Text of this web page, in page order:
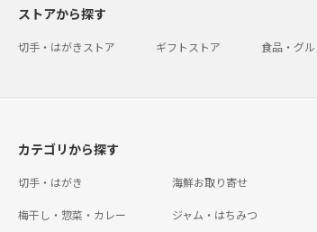
ストアから探す
切手・はがきストア ギフトストア 食品・グ
カテゴリから探す
切手・はがき 海鮮お取り寄せ
梅干し・惣菜・カレー ジャム・はちみつ